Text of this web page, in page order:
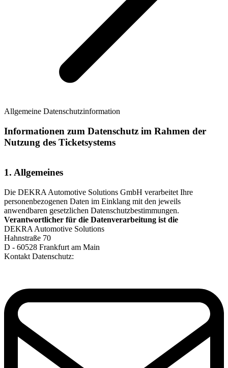
Allgemeine Datenschutzinformation
Informationen zum Datenschutz im Rahmen der
Nutzung des Ticketsystems
1. Allgemeines
Die DEKRA Automotive Solutions GmbH verarbeitet Ihre
personenbezogenen Daten im Einklang mit den jeweils
anwendbaren gesetzlichen Datenschutzbestimmungen.
Verantwortlicher für die Datenverarbeitung ist die
DEKRA Automotive Solutions
Hahnstraße 70
D - 60528 Frankfurt am Main
Kontakt Datenschutz: